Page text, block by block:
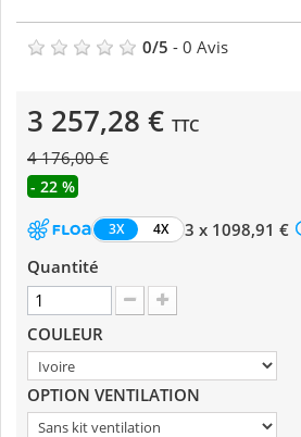
0/5 - 0 Avis
3 257,28 € TTC
4 176,00 €
- 22 %
3X 4X
3 x 1098,91 €
Quantité
COULEUR
OPTION VENTILATION